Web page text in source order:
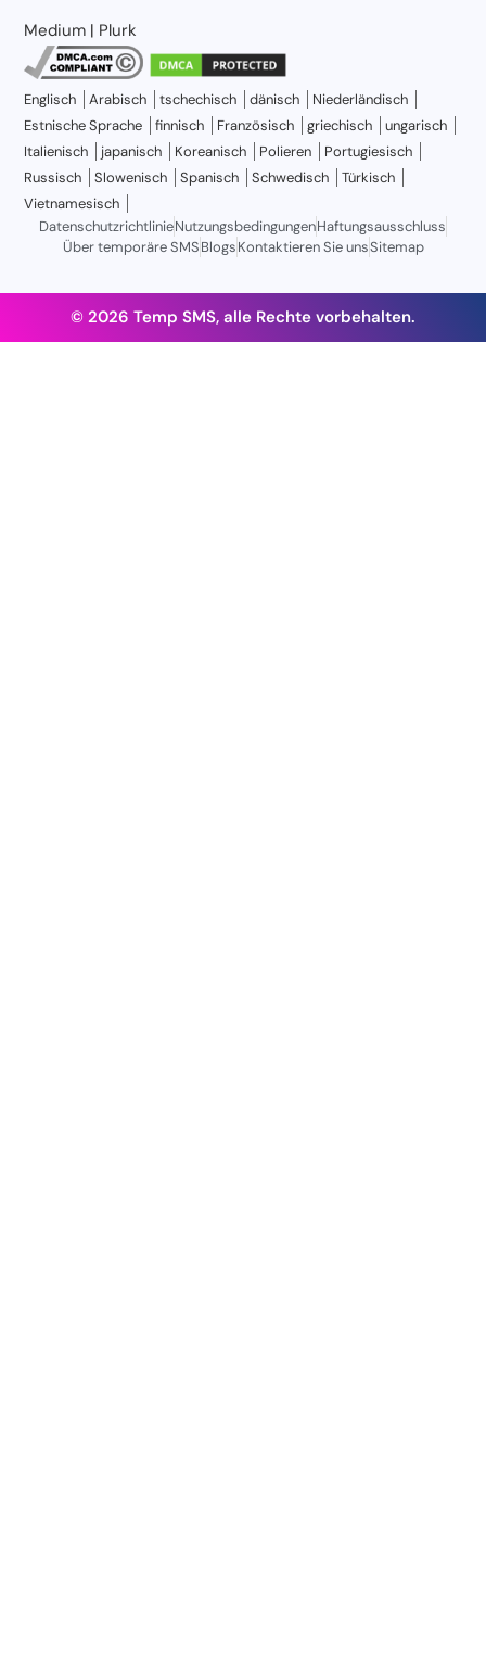
Medium | Plurk
Englisch Arabisch tschechisch dänisch
Niederländisch
Estnische Sprache
finnisch Französisch griechisch
ungarisch
Italienisch
japanisch Koreanisch Polieren
Portugiesisch
Russisch
Slowenisch Spanisch Schwedisch
Türkisch
Vietnamesisch
DatenschutzrichtlinieNutzungsbedingungenHaftungsausschluss
Über temporäre SMSBlogsKontaktieren Sie unsSitemap
© 2026 Temp SMS, alle Rechte vorbehalten.